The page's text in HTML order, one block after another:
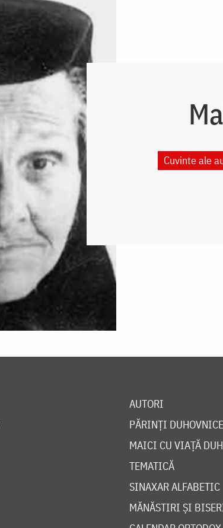
Cuvinte ale
AUTORI
PĂRINȚI
MAICI CU VIAȚĂ
TEMATICĂ
SINAXAR ALFABETIC
MĂNĂSTIRI ȘI